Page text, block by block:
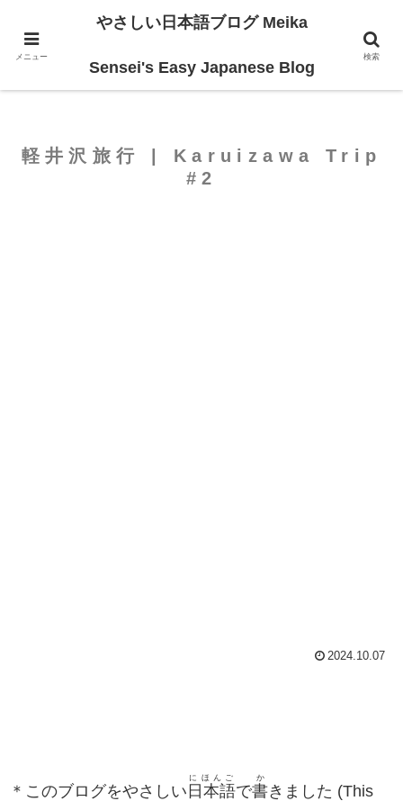
For Beginners
軽井沢旅行 | Karuizawa Trip
#2
2024.10.07
＊このブログをやさしい 日本語
にほんご
で書
か
きました (This
メニュー
やさしい日本語ブログ Meika
Sensei's Easy Japanese Blog
検索